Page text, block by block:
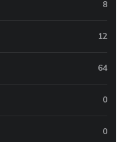
8
12
64
0
0